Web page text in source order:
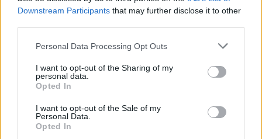
Downstream Participants that may further disclose it to other
Personal Data Processing Opt Outs
I want to opt-out of the Sharing of my
personal data.
Opted In
I want to opt-out of the Sale of my
Personal Data.
Opted In